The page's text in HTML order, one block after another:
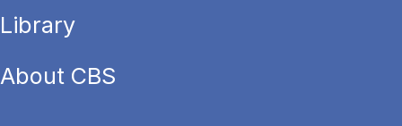
Library
About CBS